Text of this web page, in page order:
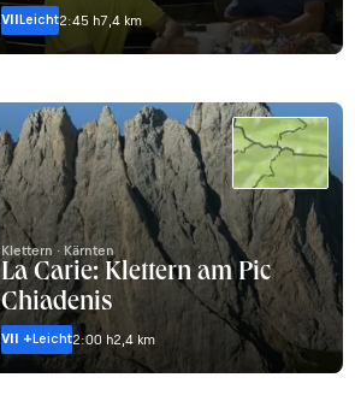
VIILeicht2:45 h7,4 km
Klettern · Kärnten
La Carie: Klettern am Pic
Chiadenis
VII +Leicht2:00 h2,4 km